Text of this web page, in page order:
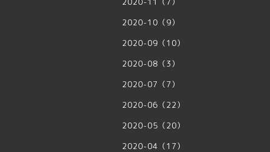
2020-10（9）
2020-09（10）
2020-08（3）
2020-07（7）
2020-06（22）
2020-05（20）
2020-04（17）